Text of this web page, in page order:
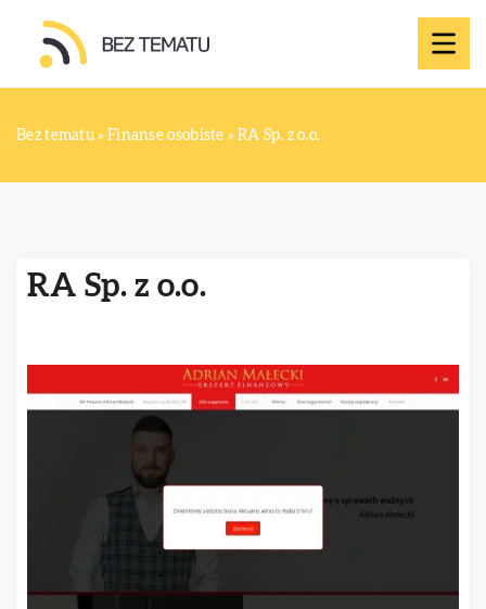
Bez tematu » Finanse osobiste » RA Sp. z o.o.
RA Sp. z o.o.